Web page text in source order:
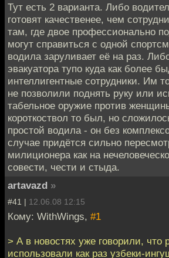
Тут есть 2 варианта. Либо
готовят качественее, чем
там, где двое профессионально
могут справиться с одной
водила заруливает её на раз.
эвакуатора тупо куда как более
интеллигентные сотрудники. Им
не позволили поднять руку или
табельное оружие против
короткоствол то был, но
простой водила - он без
случае придётся сильно
милиционера как на
совести, чести и стыда.
artavazd »
#41 | 12.06.08 12:15
Кому: WithWings, #1
> А в новостях уже говорили, что
использовали как раз узбеки-